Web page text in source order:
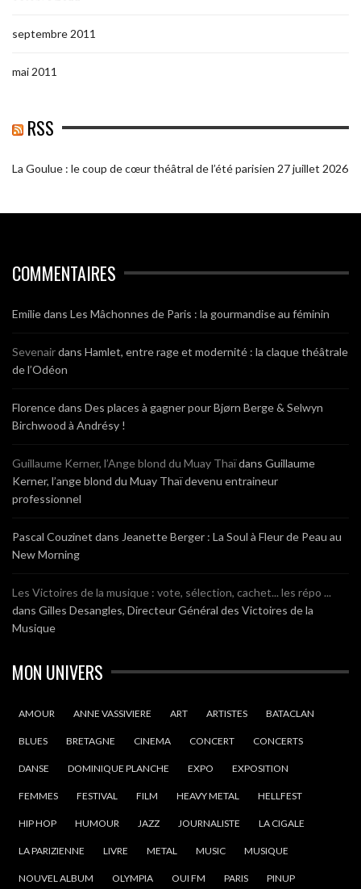
septembre 2011
mai 2011
RSS
La Goulue : le coup de cœur théâtral de l’été parisien 27 juillet 2026
COMMENTAIRES
Emiliedans Les Mâchonnes de Paris : la gourmandise au féminin
Sevenairdans Hamlet, entre rage et modernité : la claque théâtrale
de l’Odéon
Florencedans Des places à gagner pour Bjørn Berge & Selwyn
Birchwood à Andrésy !
Guillaume Kerner, l’Ange blond du Muay Thaïdans Guillaume
Kerner, l’ange blond du Muay Thaï devenu entraineur
professionnel
Pascal Couzinet dans Jeanette Berger : La Soul à Fleur de Peau au
New Morning
Les Victoires de la musique : vote, sélection, cachet... les répo ...
dans Gilles Desangles, Directeur Général des Victoires de la
Musique
MON UNIVERS
AMOUR ANNE VASSIVIERE ART ARTISTES BATACLAN
BLUES BRETAGNE CINEMA CONCERT CONCERTS
DANSE DOMINIQUE PLANCHE EXPO EXPOSITION
FEMMES FESTIVAL FILM HEAVY METAL HELLFEST
HIP HOP HUMOUR JAZZ JOURNALISTE LA CIGALE
LA PARIZIENNE LIVRE METAL MUSIC MUSIQUE
NOUVEL ALBUM OLYMPIA OUI FM PARIS PINUP